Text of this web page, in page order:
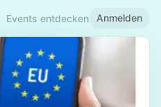
Events entdecken Anmelden